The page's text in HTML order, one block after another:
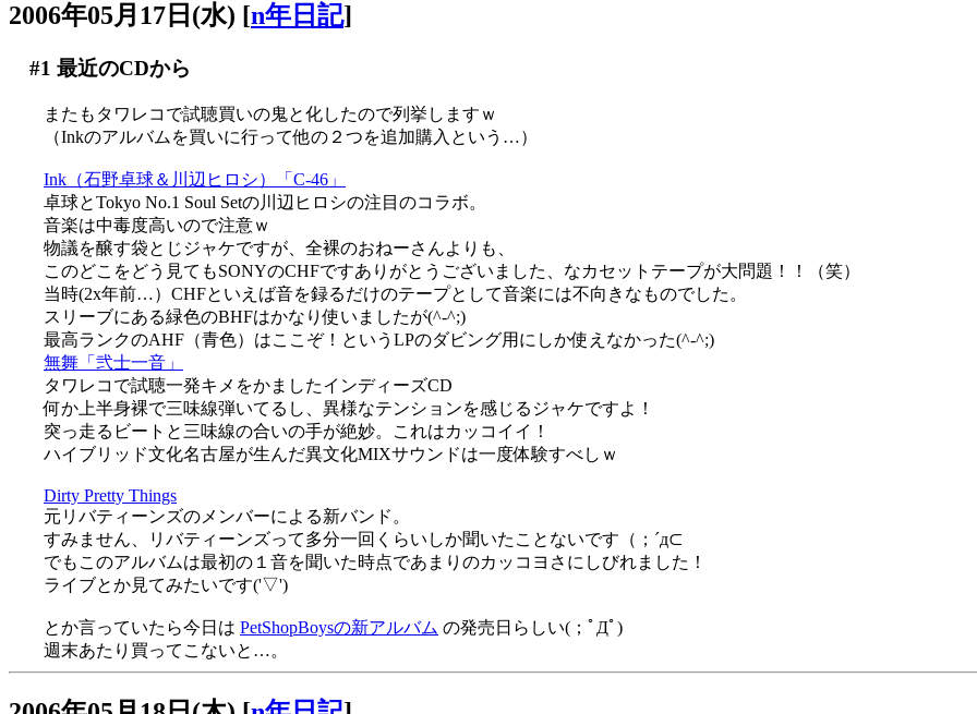
2006年05月17日(水) [n年日記]
#1 最近のCDから
またもタワレコで試聴買いの鬼と化したので列挙しますｗ
（Inkのアルバムを買いに行って他の２つを追加購入という…）
Ink（石野卓球＆川辺ヒロシ）「C-46」
卓球とTokyo No.1 Soul Setの川辺ヒロシの注目のコラボ。
音楽は中毒度高いので注意ｗ
物議を醸す袋とじジャケですが、全裸のおねーさんよりも、
このどこをどう見てもSONYのCHFですありがとうございました、なカセットテープが大問題！！（笑）
当時(2x年前…）CHFといえば音を録るだけのテープとして音楽には不向きなものでした。
スリーブにある緑色のBHFはかなり使いましたが(^-^;)
最高ランクのAHF（青色）はここぞ！というLPのダビング用にしか使えなかった(^-^;)
無舞「弐士一音」
タワレコで試聴一発キメをかましたインディーズCD
何か上半身裸で三味線弾いてるし、異様なテンションを感じるジャケですよ！
突っ走るビートと三味線の合いの手が絶妙。これはカッコイイ！
ハイブリッド文化名古屋が生んだ異文化MIXサウンドは一度体験すべしｗ
Dirty Pretty Things
元リバティーンズのメンバーによる新バンド。
すみません、リバティーンズって多分一回くらいしか聞いたことないです（；´д⊂
でもこのアルバムは最初の１音を聞いた時点であまりのカッコヨさにしびれました！
ライブとか見てみたいです('▽')
とか言っていたら今日は PetShopBoysの新アルバム の発売日らしい(；ﾟДﾟ)
週末あたり買ってこないと…。